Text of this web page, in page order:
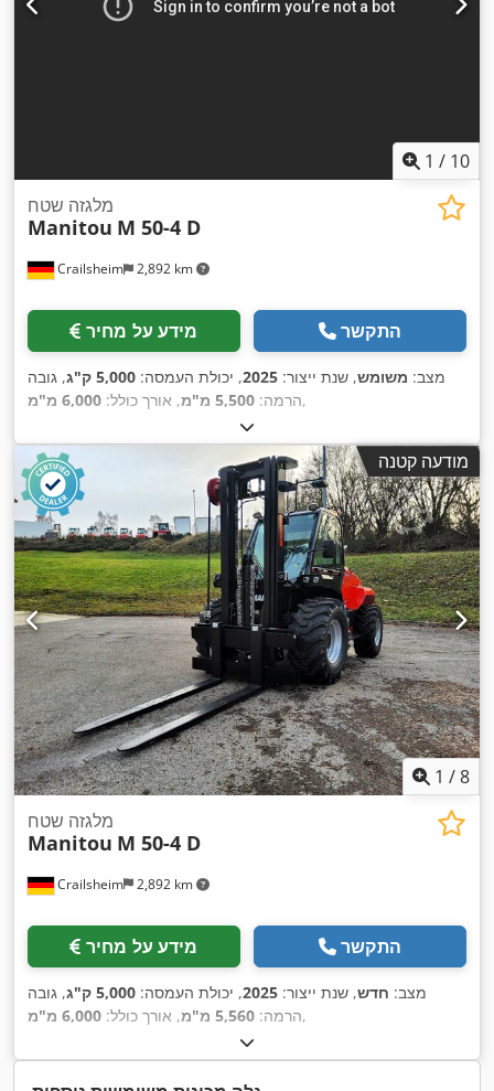
1 / 10
Crailsheim 2,892 km
מלגזה שטח
Manitou M 50-4 D
מידע על מחיר התקשר
מצב: משומש, שנת ייצור: 2025, יכולת העמסה: 5,000 ק"ג
, גובה
הרמה: 5,500 מ"מ , אורך כולל: 6,000 מ"מ ,
מודעה קטנה
1 /8
Crailsheim 2,892 km
מלגזה שטח
Manitou M 50-4 D
מידע על מחיר התקשר
מצב: חדש, שנת ייצור: 2025, יכולת העמסה: 5,000 ק"ג
, גובה
הרמה: 5,560 מ"מ , אורך כולל: 6,000 מ"מ ,